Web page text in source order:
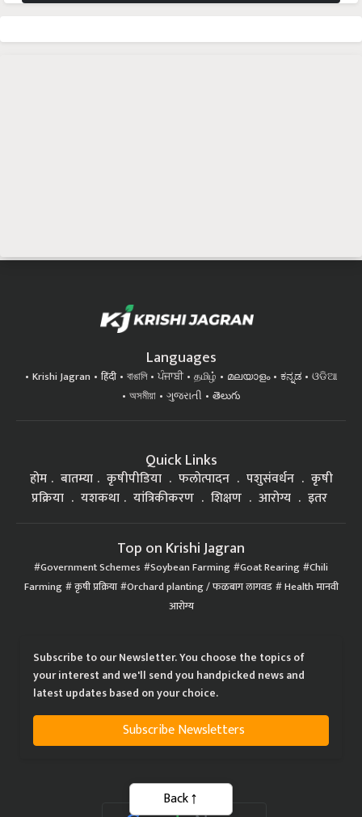
Languages
Krishi Jagran हिंदी বাঙালি ਪੰਜਾਬੀ தமிழ் മലയാളം ಕನ್ನಡ
ଓଡିଆ
অসমীয়া
ગુજરાતી తెలుగు
Quick Links
होम बातम्या कृषीपीडिया फलोत्पादन पशुसंवर्धन
कृषी
प्रक्रिया
यशकथा यांत्रिकीकरण शिक्षण आरोग्य इतर
Top on Krishi Jagran
Government Schemes Soybean Farming Goat Rearing Chili
Farming कृषी प्रक्रिया Orchard planting / फळबाग लागवड Health मानवी
आरोग्य
Subscribe to our Newsletter. You choose the topics of
your interest and we'll send you handpicked news and
latest updates based on your choice.
Subscribe Newsletters
Back